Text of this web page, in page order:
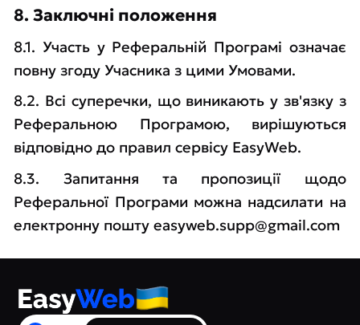
8. Заключні положення
8.1. Участь у Реферальній Програмі означає
повну згоду Учасника з цими Умовами.
8.2. Всі суперечки, що виникають у зв'язку з
Реферальною Програмою, вирішуються
відповідно до правил сервісу EasyWeb.
8.3. Запитання та пропозиції щодо
Реферальної Програми можна надсилати на
електронну поштуeasyweb.supp@gmail.com